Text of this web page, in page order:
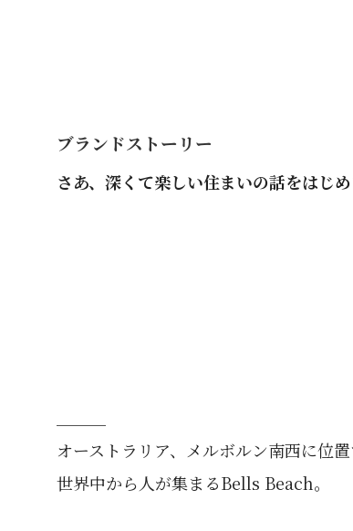
ブランドストーリー
さあ、深くて楽しい住まいの話をはじめ
オーストラリア、メルボルン南西に位置
世界中から人が集まるBells Beach。